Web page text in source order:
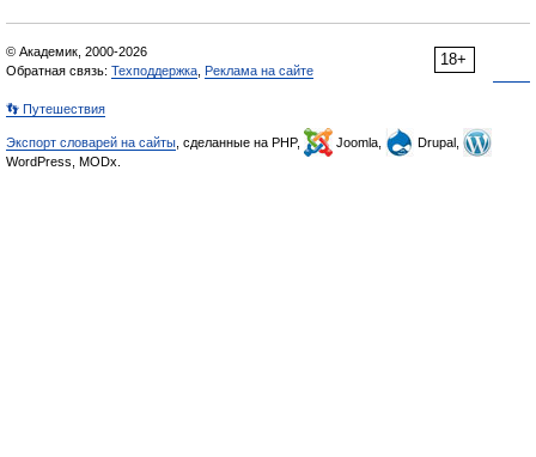
18+
© Академик, 2000-2026
Обратная связь: Техподдержка Реклама на сайте
👣 Путешествия
Экспорт словарей на сайты , сделанные на PHP, Joomla,
Drupal,
WordPress, MODx.